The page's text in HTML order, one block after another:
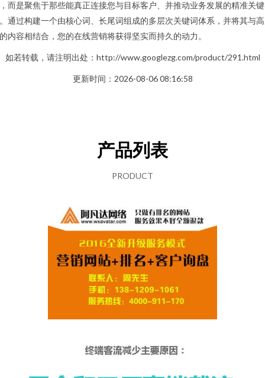
而是聚焦于那些能真正连接您与目标客户、并推动业务发展的精准关键
通过构建一个由核心词、长尾词组成的多层次关键词体系，并将其与
内容相结合，您的在线营销将获得坚实而持久的动力。
如若转载，请注明出处：http://www.googlezg.com/product/291.html
更新时间：2026-08-06 08:16:58
产品列表
PRODUCT